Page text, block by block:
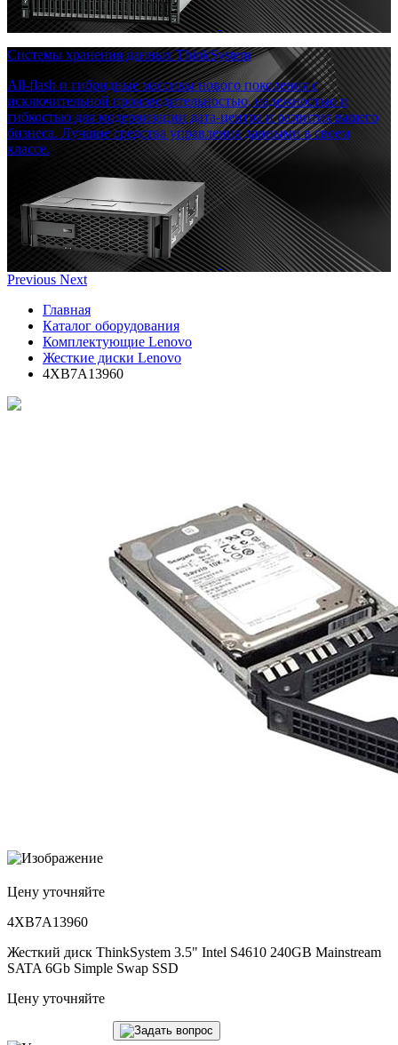
Системы хранения данных ThinkSystem
All-flash и гибридные массивы нового поколения с
исключительной производительностью, надежностью и
гибкостью для модернизации дата-центра и развития вашего
бизнеса. Лучшие средства управления данными в своем
классе.
Previous Next
Главная
Каталог оборудования
Комплектующие Lenovo
Жесткие диски Lenovo
4XB7A13960
Цену уточняйте
4XB7A13960
Жесткий диск ThinkSystem 3.5" Intel S4610 240GB Mainstream
SATA 6Gb Simple Swap SSD
Цену уточняйте